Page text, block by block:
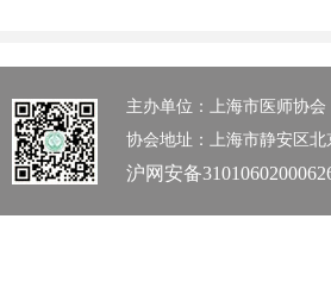
主办单位：上海市医师协会
协会地址：上海市静安区北
沪网安备